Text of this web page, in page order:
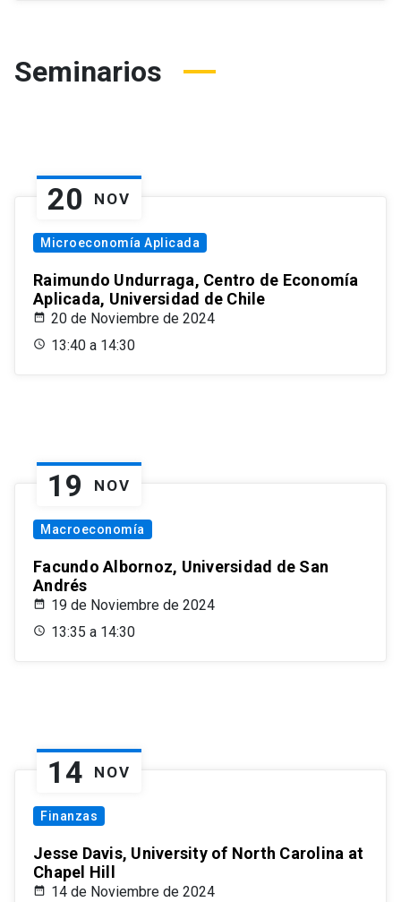
Seminarios
20 NOV
Microeconomía Aplicada
Raimundo Undurraga, Centro de Economía
Aplicada, Universidad de Chile
20 de Noviembre de 2024
13:40 a 14:30
19 NOV
Macroeconomía
Facundo Albornoz, Universidad de San
Andrés
19 de Noviembre de 2024
13:35 a 14:30
14 NOV
Finanzas
Jesse Davis, University of North Carolina at
Chapel Hill
14 de Noviembre de 2024